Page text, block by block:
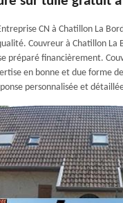
CN à Chatillon La
Couvreur à Chatillon
préparé financièrement.
en bonne et due forme
personnalisée et